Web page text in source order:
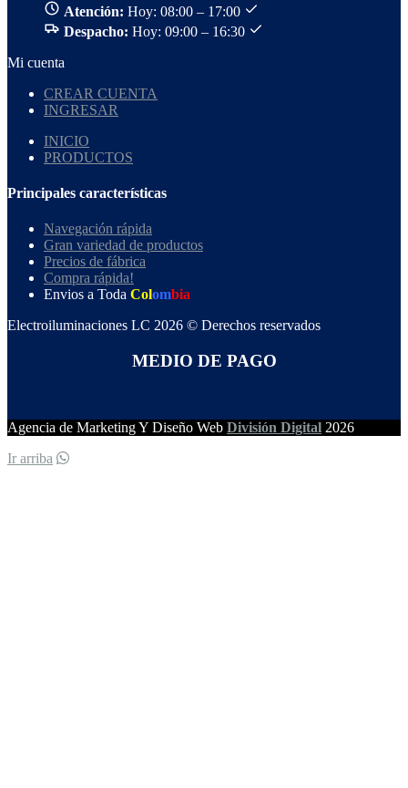
Atención: Hoy: 08:00 – 17:00
Despacho: Hoy: 09:00 – 16:30
Mi cuenta
CREAR CUENTA
INGRESAR
INICIO
PRODUCTOS
Principales características
Navegación rápida
Gran variedad de productos
Precios de fábrica
Compra rápida!
Envios a Toda Colombia
Electroiluminaciones LC 2026 © Derechos reservados
MEDIO DE PAGO
Agencia de Marketing Y Diseño Web División Digital 2026
Ir arriba